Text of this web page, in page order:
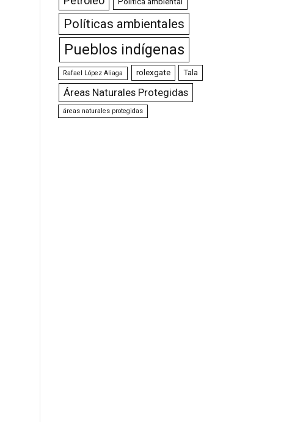
Políticas ambientales
Pueblos indígenas
Rafael López Aliaga rolexgate Tala
Áreas Naturales Protegidas
áreas naturales protegidas